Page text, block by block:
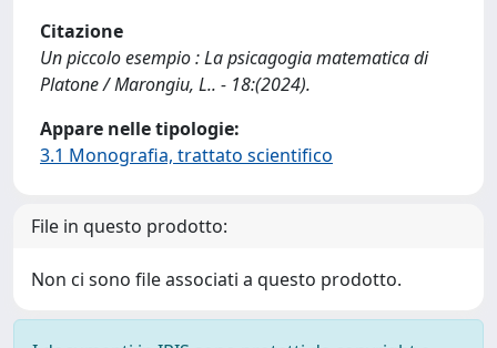
Citazione
Un piccolo esempio : La psicagogia matematica di
Platone / Marongiu, L.. - 18:(2024).
Appare nelle tipologie:
3.1 Monografia, trattato scientifico
File in questo prodotto:
Non ci sono file associati a questo prodotto.